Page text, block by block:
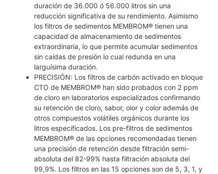
duración de 36.000 ó 56.000 litros sin una
reducción significativa de su rendimiento. Asimismo
los filtros de sedimentos MEMBROM® tienen una
capacidad de almacenamiento de sedimentos
extraordinaria, lo que permite acumular sedimentos
sin caídas de presión lo cual redunda en una
larguísima duración.
PRECISIÓN: Los filtros de carbón activado en bloque
CTO de MEMBROM® han sido probados con 2 ppm
de cloro en laboratorios especializados confirmando
su retención de cloro, sabor, olor y color además de
otros compuestos volátiles orgánicos durante los
litros especificados. Los pre-filtros de sedimentos
MEMBROM® de las opciones recomendadas tienen
una precisión de retención desde filtración semi-
absoluta del 82-99% hasta filtración absoluta del
99,9%. Los filtros en las 15 opciones son de 5, 3, 1, y